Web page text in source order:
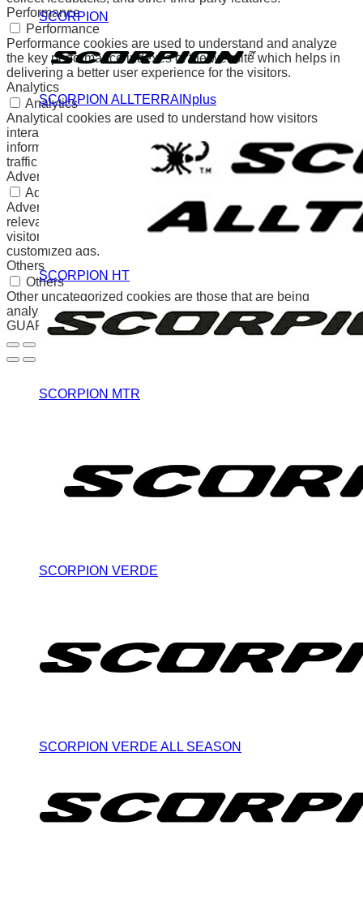
SCORPION
SCORPION ALLTERRAINplus
SCORPION HT
SCORPION MTR
SCORPION VERDE
SCORPION VERDE ALL SEASON
Performance
Performance
Performance cookies are used to understand and analyze
the key performance indexes of the website which helps in
delivering a better user experience for the visitors.
Analytics
Analytics
Analytical cookies are used to understand how visitors
interact with the website. These cookies help provide
information on metrics the number of visitors, bounce rate,
traffic source, etc.
Advertisement
Advertisement
Advertisement cookies are used to provide visitors with
relevant ads and marketing campaigns. These cookies track
visitors across websites and collect information to provide
customized ads.
Others
Others
Other uncategorized cookies are those that are being
analyzed and have not been classified into a category as yet.
GUARDAR Y ACEPTAR